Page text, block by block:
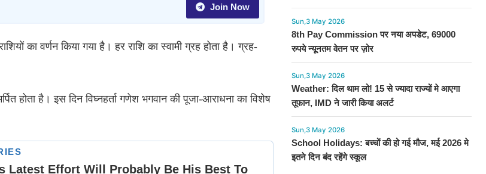
Join Now
का वर्णन किया गया है। हर राशि का स्वामी ग्रह होता है। ग्रह-
होता है। इस दिन विघ्नहर्ता गणेश भगवान की पूजा-आराधना का विशेष
Sun,3 May 2026
8th Pay Commission पर नया अपडेट, 69000
रुपये न्यूनतम वेतन पर ज़ोर
Sun,3 May 2026
Weather: दिल थाम लो! 15 से ज्यादा राज्यों मे आएगा
तूफान, IMD ने जारी किया अलर्ट
Sun,3 May 2026
School Holidays: बच्चों की हो गई मौज, मई 2026 मे
इतने दिन बंद रहेंगे स्कूल